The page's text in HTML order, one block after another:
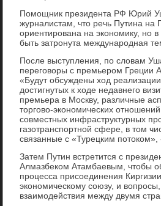
Помощник президента РФ Юрий
журналистам, что речь Путина
ориентирована на экономику, но
быть затронута международная
После выступления, по словам
переговоры с премьером Греции
«Будут обсуждены ход реализации
достигнутых к ходе недавнего
премьера в Москву, различные
торгово-экономических
совместных инфраструктурных
газотранспортной сфере, в том
связанные с «Турецким потоком»,
Затем Путин встретится с
Алмазбеком Атамбаевым, чтобы
процесса присоединения
экономическому союзу, и
взаимодействия между двумя